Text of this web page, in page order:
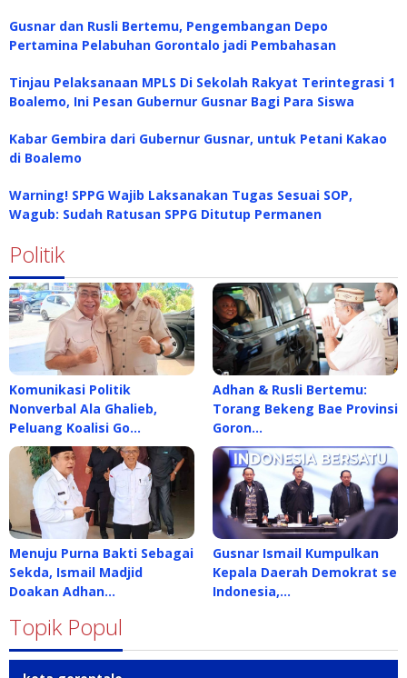
Gusnar dan Rusli Bertemu, Pengembangan Depo
Pertamina Pelabuhan Gorontalo jadi Pembahasan
Tinjau Pelaksanaan MPLS Di Sekolah Rakyat Terintegrasi 1
Boalemo, Ini Pesan Gubernur Gusnar Bagi Para Siswa
Kabar Gembira dari Gubernur Gusnar, untuk Petani Kakao
di Boalemo
Warning! SPPG Wajib Laksanakan Tugas Sesuai SOP,
Wagub: Sudah Ratusan SPPG Ditutup Permanen
Politik
Komunikasi Politik
Nonverbal Ala Ghalieb,
Peluang Koalisi Go…
Adhan & Rusli Bertemu:
Torang Bekeng Bae Provinsi
Goron…
Menuju Purna Bakti Sebagai
Sekda, Ismail Madjid
Doakan Adhan…
Gusnar Ismail Kumpulkan
Kepala Daerah Demokrat se
Indonesia,…
Topik Popul